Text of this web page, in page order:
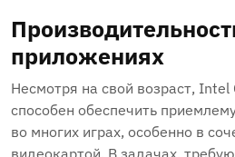
приложениях
Несмотря на свой возраст,
способен обеспечить
во многих играх, особенно в
видеокартой. В задачах,